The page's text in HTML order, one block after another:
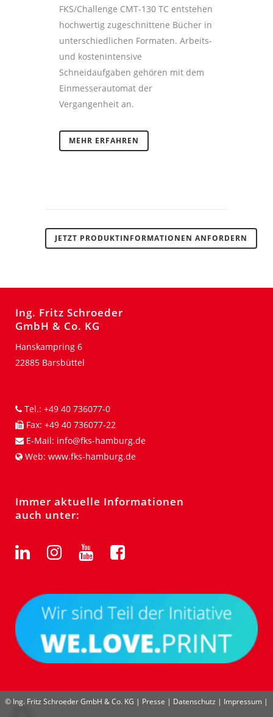
FKS/Challenge CMT-130 TC entstehen
hochwertig zugeschnittene Bücher in
unterschiedlichen Formaten. Arbeits-
und kostenintensive
Schneidaufgaben gehören mit dem
Einmesserautomat der
Vergangenheit an.
MEHR ERFAHREN
JETZT PRODUKTINFORMATIONEN ANFORDERN
Ing. Fritz Schroeder
GmbH & Co. KG
Hanskampring 6
22885 Barsbüttel
Tel.: +49 40 736077-0
Fax: +49 40 736077-22
E-Mail: info@fks-hamburg.de
Web: www.fks-hamburg.de
Immer aktuelle Informationen
auch unter:
© Ing. Fritz Schroeder GmbH & Co. KG | Presse | Datenschutz | Impressum |